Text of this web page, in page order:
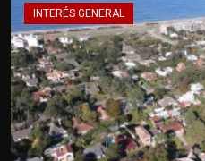
INTERÉS GENERAL